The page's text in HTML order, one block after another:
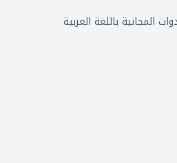
المجانية باللغة العربية